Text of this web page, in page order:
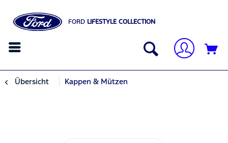
FORD LIFESTYLE COLLECTION
Übersicht Kappen & Mützen